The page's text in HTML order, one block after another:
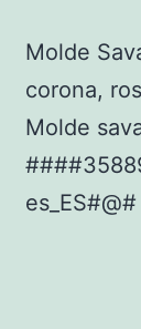
Molde
corona,
Molde
es_ES#@#